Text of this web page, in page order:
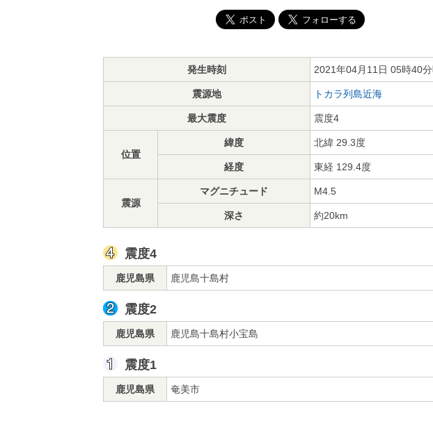
発生時刻 2021年04月11日 05時40
震源地 トカラ列島近海
最大震度 震度4
位置
緯度 北緯 29.3度
経度 東経 129.4度
震源
マグニチュード M4.5
深さ 約20km
震度4
鹿児島県 鹿児島十島村
震度2
鹿児島県 鹿児島十島村小宝島
震度1
鹿児島県 奄美市